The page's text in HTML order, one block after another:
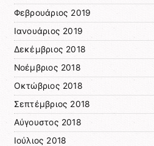
Φεβρουάριος 2019
Ιανουάριος 2019
Δεκέμβριος 2018
Νοέμβριος 2018
Οκτώβριος 2018
Σεπτέμβριος 2018
Αύγουστος 2018
Ιούλιος 2018